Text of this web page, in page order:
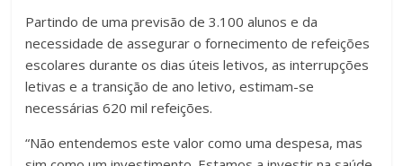
Partindo de uma previsão de 3.100 alunos e da
necessidade de assegurar o fornecimento de refeições
escolares durante os dias úteis letivos, as interrupções
letivas e a transição de ano letivo, estimam-se
necessárias 620 mil refeições.
“Não entendemos este valor como uma despesa, mas